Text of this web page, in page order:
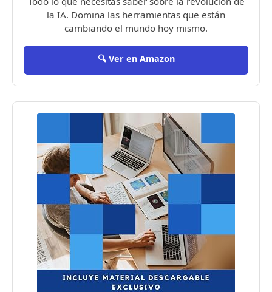
la IA. Domina las herramientas que están
cambiando el mundo hoy mismo.
🔍 Ver en Amazon